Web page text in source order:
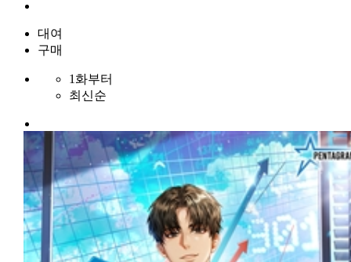
대여
구매
1화부터
최신순